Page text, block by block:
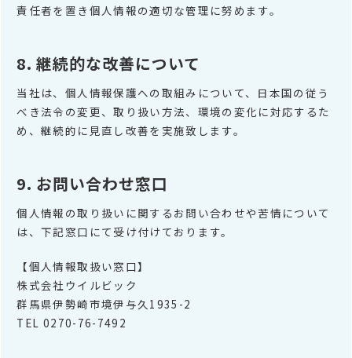
責任者を置き個人情報の適切な管理に努めます。
8. 継続的な改善について
当社は、個人情報保護への取組みについて、日本国の従う
べき法令の変更、取り扱い方法、環境の変化に対応するた
め、継続的に見直し改善を実施致します。
9. お問い合わせ窓口
個人情報の取り扱いに関するお問い合わせや苦情について
は、下記窓口にて受け付けております。
【個人情報取扱い窓口】
株式会社ウイルビック
群馬県伊勢崎市境伊与久1935-2
TEL 0270-76-7492